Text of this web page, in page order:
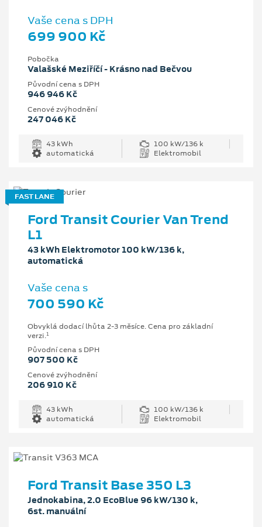
Vaše cena s DPH
699 900 Kč
Pobočka
Valašské Meziříčí - Krásno nad Bečvou
Původní cena s DPH
946 946 Kč
Cenové zvýhodnění
247 046 Kč
43 kWh
100 kW/136 k
automatická
Elektromobil
FAST LANE
Ford Transit Courier Van Trend
L1
43 kWh Elektromotor 100 kW/136 k,
automatická
Vaše cena s
700 590 Kč
Obvyklá dodací lhůta 2-3 měsíce. Cena pro základní
verzi.1
Původní cena s DPH
907 500 Kč
Cenové zvýhodnění
206 910 Kč
43 kWh
100 kW/136 k
automatická
Elektromobil
Ford Transit Base 350 L3
Jednokabina, 2.0 EcoBlue 96 kW/130 k,
6st. manuální